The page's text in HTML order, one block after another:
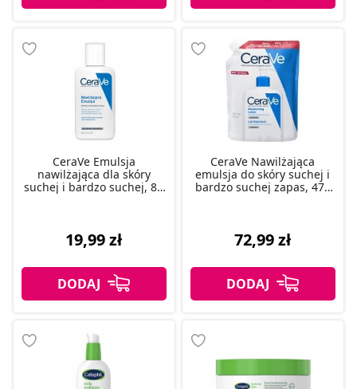
CeraVe Emulsja
nawilżająca dla skóry
suchej i bardzo suchej, 88
19,99 zł
CeraVe Nawilżająca
emulsja do skóry suchej i
bardzo suchej zapas, 473
72,99 zł